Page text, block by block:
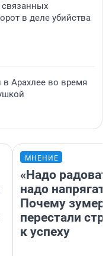
связанных
в деле убийства
Арахлее во время
МНЕНИЕ
«Надо
надо
Почему
перестали
к успеху